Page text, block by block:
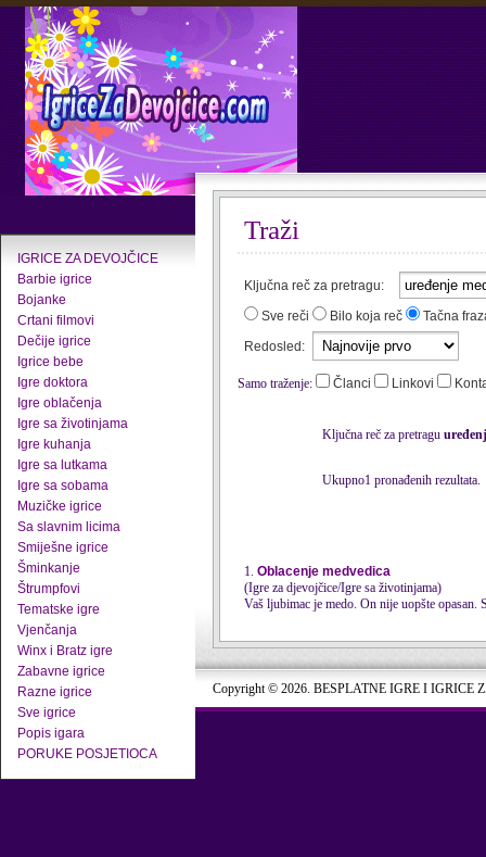
IGRICE ZA DEVOJČICE
Barbie igrice
Bojanke
Crtani filmovi
Dečije igrice
Igrice bebe
Igre doktora
Igre oblačenja
Igre sa životinjama
Igre kuhanja
Igre sa lutkama
Igre sa sobama
Muzičke igrice
Sa slavnim licima
Smiješne igrice
Šminkanje
Štrumpfovi
Tematske igre
Vjenčanja
Winx i Bratz igre
Zabavne igrice
Razne igrice
Sve igrice
Popis igara
PORUKE POSJETIOCA
Traži
Ključna reč za pretragu:
Sve reči
Bilo koja reč
Tačna
Redosled:
Samo traženje: Članci Linkovi
Ključna reč za pretragu
Ukupno1 pronađenih rezultata.
1. Oblacenje medvedica
(Igre za djevojčice/Igre sa životinjama)
Vaš ljubimac je medo. On nije uopšte
Copyright © 2026. BESPLATNE IGRE I IGRICE